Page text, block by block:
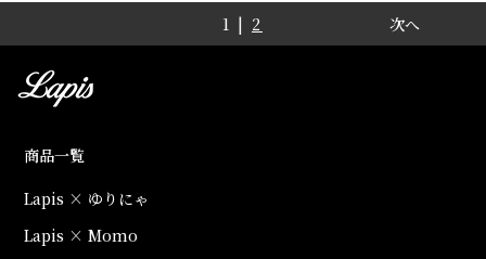
1 | 2 次へ
商品一覧
Lapis × ゆりにゃ
Lapis × Momo